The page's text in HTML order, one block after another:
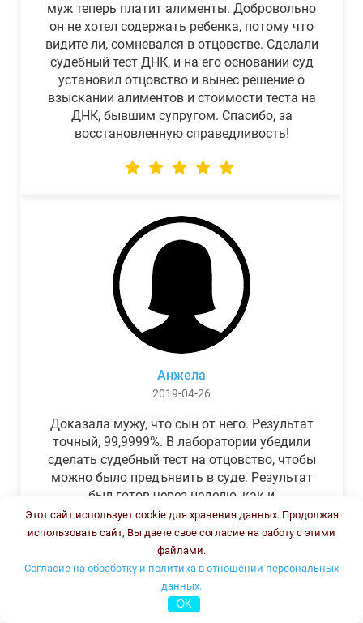
муж теперь платит алименты. Добровольно
он не хотел содержать ребенка, потому что
видите ли, сомневался в отцовстве. Сделали
судебный тест ДНК, и на его основании суд
установил отцовство и вынес решение о
взыскании алиментов и стоимости теста на
ДНК, бывшим супругом. Спасибо, за
восстановленную справедливость!
Анжела
2019-04-26
Доказала мужу, что сын от него. Результат
точный, 99,9999%. В лаборатории убедили
сделать судебный тест на отцовство, чтобы
можно было предъявить в суде. Результат
был готов через неделю, как и
обещали.Теперь муж бегает и извиняется.
Этот сайт использует cookie для хранения данных. Продолжая
использовать сайт, Вы даете свое согласие на работу с этими
файлами.
Согласие на обработку и политика в отношении персональных
данных.
OK